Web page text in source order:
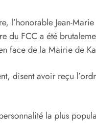
l’honorable Jean-
du FCC a été
face de la Mairie de
disent avoir reçu
la plus